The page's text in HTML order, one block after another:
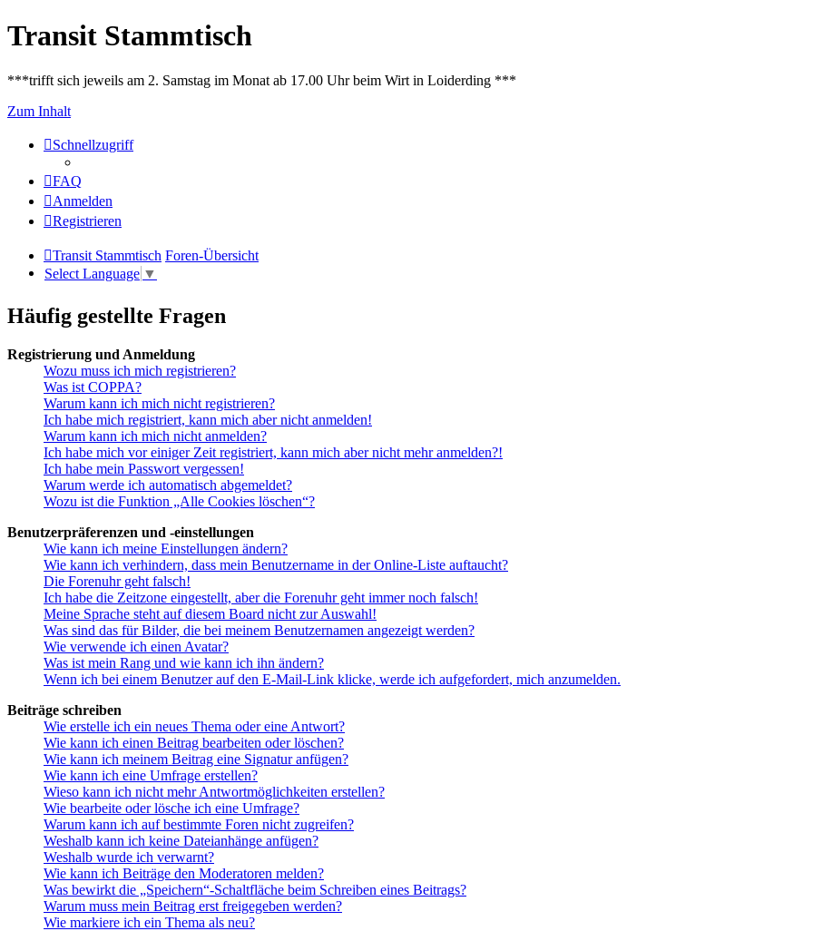
Transit Stammtisch
***trifft sich jeweils am 2. Samstag im Monat ab 17.00 Uhr beim Wirt in Loiderding ***
Zum Inhalt
Schnellzugriff
FAQ
Anmelden
Registrieren
Transit Stammtisch Foren-Übersicht
Select Language ▼
Häufig gestellte Fragen
Registrierung und Anmeldung
Wozu muss ich mich registrieren?
Was ist COPPA?
Warum kann ich mich nicht registrieren?
Ich habe mich registriert, kann mich aber nicht anmelden!
Warum kann ich mich nicht anmelden?
Ich habe mich vor einiger Zeit registriert, kann mich aber nicht mehr anmelden?!
Ich habe mein Passwort vergessen!
Warum werde ich automatisch abgemeldet?
Wozu ist die Funktion „Alle Cookies löschen“?
Benutzerpräferenzen und -einstellungen
Wie kann ich meine Einstellungen ändern?
Wie kann ich verhindern, dass mein Benutzername in der Online-Liste auftaucht?
Die Forenuhr geht falsch!
Ich habe die Zeitzone eingestellt, aber die Forenuhr geht immer noch falsch!
Meine Sprache steht auf diesem Board nicht zur Auswahl!
Was sind das für Bilder, die bei meinem Benutzernamen angezeigt werden?
Wie verwende ich einen Avatar?
Was ist mein Rang und wie kann ich ihn ändern?
Wenn ich bei einem Benutzer auf den E-Mail-Link klicke, werde ich aufgefordert, mich anzumelden.
Beiträge schreiben
Wie erstelle ich ein neues Thema oder eine Antwort?
Wie kann ich einen Beitrag bearbeiten oder löschen?
Wie kann ich meinem Beitrag eine Signatur anfügen?
Wie kann ich eine Umfrage erstellen?
Wieso kann ich nicht mehr Antwortmöglichkeiten erstellen?
Wie bearbeite oder lösche ich eine Umfrage?
Warum kann ich auf bestimmte Foren nicht zugreifen?
Weshalb kann ich keine Dateianhänge anfügen?
Weshalb wurde ich verwarnt?
Wie kann ich Beiträge den Moderatoren melden?
Was bewirkt die „Speichern“-Schaltfläche beim Schreiben eines Beitrags?
Warum muss mein Beitrag erst freigegeben werden?
Wie markiere ich ein Thema als neu?